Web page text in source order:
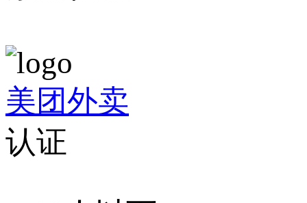
美团外卖
认证